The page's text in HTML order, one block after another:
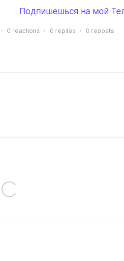
Подпишешься на мой
0 reactions 0 replies 0 reposts